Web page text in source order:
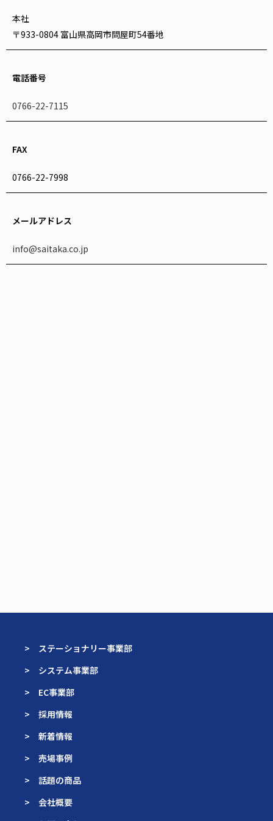
本社
〒933-0804 富山県高岡市問屋町54番地
電話番号
0766-22-7115
FAX
0766-22-7998
メールアドレス
info@saitaka.co.jp
> ステーショナリー事業部
> システム事業部
> EC事業部
> 採用情報
> 新着情報
> 売場事例
> 話題の商品
> 会社概要